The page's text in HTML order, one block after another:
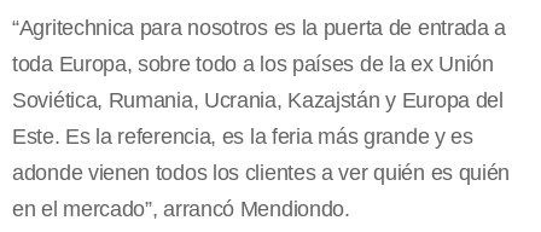
“Agritechnica para nosotros es la puerta de entrada a
toda Europa, sobre todo a los países de la ex Unión
Soviética, Rumania, Ucrania, Kazajstán y Europa del
Este. Es la referencia, es la feria más grande y es
adonde vienen todos los clientes a ver quién es quién
en el mercado”, arrancó Mendiondo.